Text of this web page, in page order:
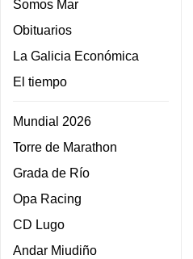
Somos Mar
Obituarios
La Galicia Económica
El tiempo
Mundial 2026
Torre de Marathon
Grada de Río
Opa Racing
CD Lugo
Andar Miudiño